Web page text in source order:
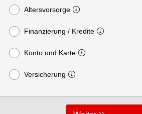
Altersvorsorge
Finanzierung / Kredite
Konto und Karte
Versicherung